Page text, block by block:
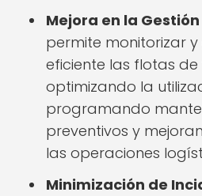
Mejora en la
permite monitorizar
eficiente las flotas
optimizando la
programando
preventivos y
las operaciones
Minimización de